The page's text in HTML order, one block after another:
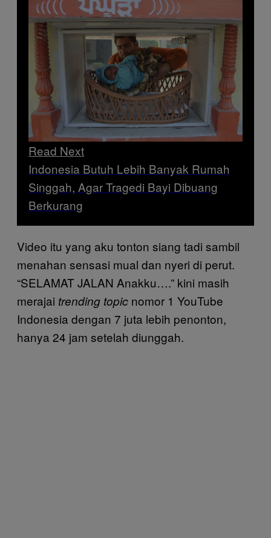
Read Next
Indonesia Butuh Lebih Banyak Rumah
Singgah, Agar Tragedi Bayi Dibuang
Berkurang
Video itu yang aku tonton siang tadi sambil
menahan sensasi mual dan nyeri di perut.
“SELAMAT JALAN Anakku….” kini masih
merajai trending topic nomor 1 YouTube
Indonesia dengan 7 juta lebih penonton,
hanya 24 jam setelah diunggah.